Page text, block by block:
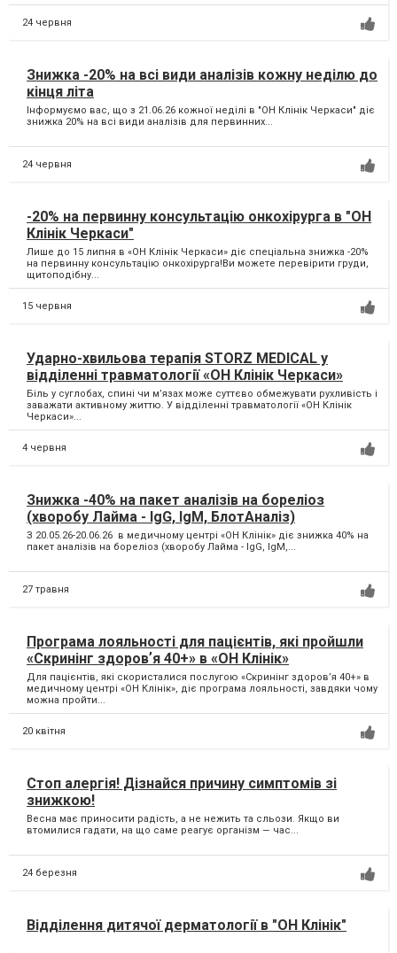
24 червня
Знижка -20% на всі види аналізів кожну неділю до
кінця літа
Інформуємо вас, що з 21.06.26 кожної неділі в "ОН Клінік Черкаси" діє
знижка 20% на всі види аналізів для первинних...
24 червня
-20% на первинну консультацію онкохірурга в "ОН
Клінік Черкаси"
Лише до 15 липня в «ОН Клінік Черкаси» діє спеціальна знижка -20%
на первинну консультацію онкохірурга!Ви можете перевірити груди,
щитоподібну...
15 червня
Ударно-хвильова терапія STORZ MEDICAL у
відділенні травматології «ОН Клінік Черкаси»
Біль у суглобах, спині чи м’язах може суттєво обмежувати рухливість і
заважати активному життю. У відділенні травматології «ОН Клінік
Черкаси»...
4 червня
Знижка -40% на пакет аналізів на бореліоз
(хворобу Лайма - IgG, IgM, БлотАналіз)
З 20.05.26-20.06.26 в медичному центрі «ОН Клінік» діє знижка 40% на
пакет аналізів на бореліоз (хворобу Лайма - IgG, IgM,...
27 травня
Програма лояльності для пацієнтів, які пройшли
«Скринінг здоровʼя 40+» в «ОН Клінік»
Для пацієнтів, які скористалися послугою «Скринінг здоровʼя 40+» в
медичному центрі «ОН Клінік», діє програма лояльності, завдяки чому
можна пройти...
20 квітня
Стоп алергія! Дізнайся причину симптомів зі
знижкою!
Весна має приносити радість, а не нежить та сльози. Якщо ви
втомилися гадати, на що саме реагує організм — час...
24 березня
Відділення дитячої дерматології в "ОН Клінік"